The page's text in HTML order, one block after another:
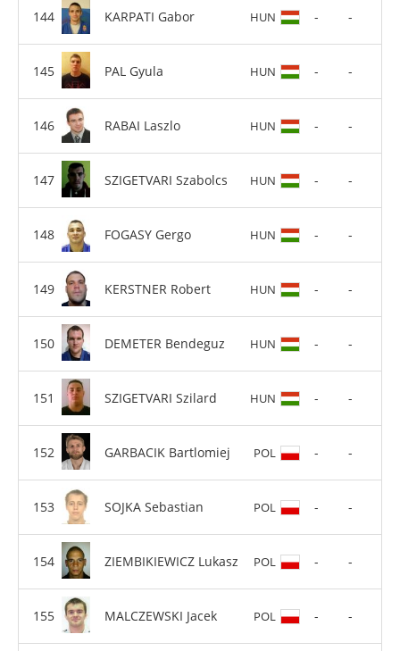
KARPATI Gabor HUN - -
PAL Gyula HUN - -
RABAI Laszlo HUN - -
SZIGETVARI Szabolcs HUN - -
FOGASY Gergo HUN - -
KERSTNER Robert HUN - -
DEMETER Bendeguz HUN - -
SZIGETVARI Szilard HUN - -
GARBACIK Bartlomiej POL - -
SOJKA Sebastian POL - -
ZIEMBIKIEWICZ Lukasz POL - -
MALCZEWSKI Jacek POL - -